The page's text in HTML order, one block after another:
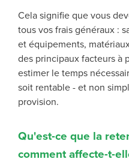
Cela signifie que vous
tous vos frais généraux :
et équipements,
des principaux facteurs à
estimer le temps
soit rentable - et non
provision.
Qu'est-ce que la
comment affecte-t-